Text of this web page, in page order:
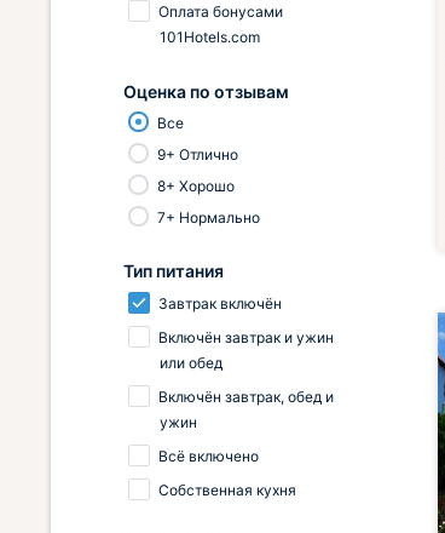
Оплата бонусами
101Hotels.com
Оценка по отзывам
Все
9+ Отлично
8+ Хорошо
7+ Нормально
Тип питания
Завтрак включён
Включён завтрак и ужин
или обед
Включён завтрак, обед и
ужин
Всё включено
Собственная кухня